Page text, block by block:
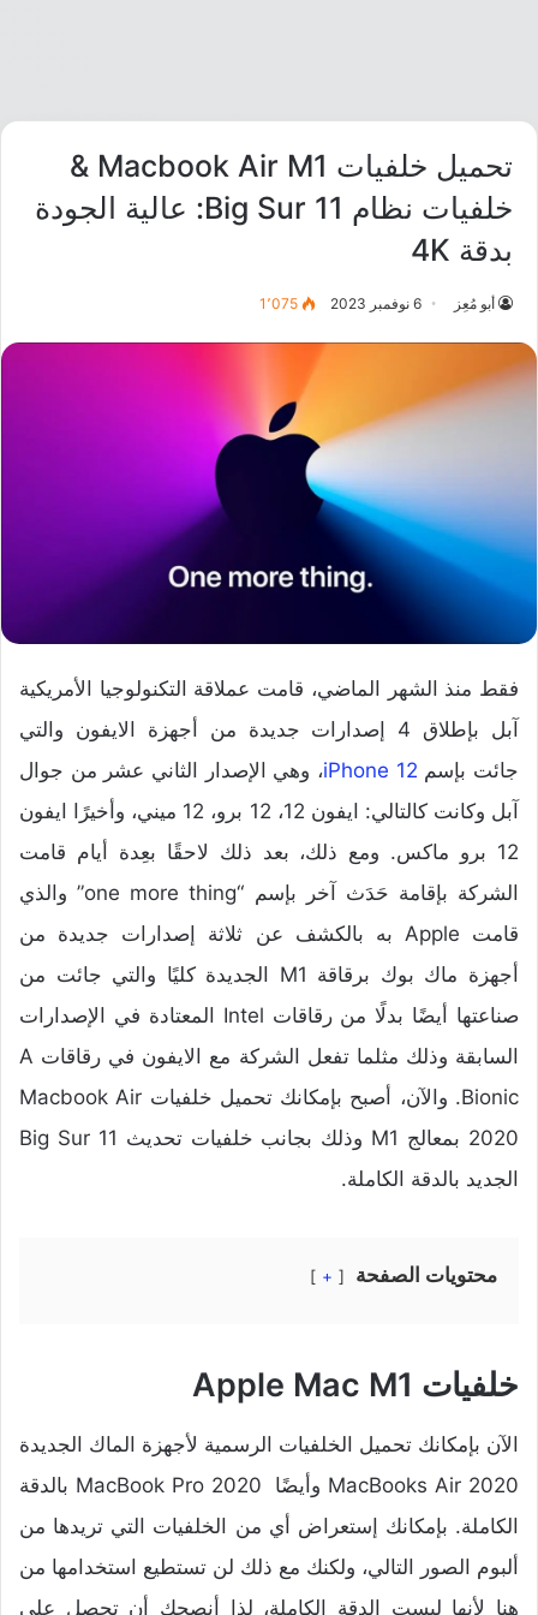
تحميل خلفيات Macbook Air M1 &
خلفيات نظام Big Sur 11: عالية الجودة
بدقة 4K
أبو مُعِز 6 نوفمبر 2023 1٬075
فقط منذ الشهر الماضي، قامت عملاقة التكنولوجيا الأمريكية
آبل بإطلاق 4 إصدارات جديدة من أجهزة الايفون والتي
جائت بإسم iPhone 12، وهي الإصدار الثاني عشر من جوال
آبل وكانت كالتالي: ايفون 12، 12 برو، 12 ميني، وأخيرًا ايفون
12 برو ماكس. ومع ذلك، بعد ذلك لاحقًا بعِدة أيام قامت
الشركة بإقامة حَدَث آخر بإسم “one more thing” والذي
قامت Apple به بالكشف عن ثلاثة إصدارات جديدة من
أجهزة ماك بوك برقاقة M1 الجديدة كليًا والتي جائت من
صناعتها أيضًا بدلًا من رقاقات Intel المعتادة في الإصدارات
السابقة وذلك مثلما تفعل الشركة مع الايفون في رقاقات A
Bionic. والآن، أصبح بإمكانك تحميل خلفيات Macbook Air
2020 بمعالج M1 وذلك بجانب خلفيات تحديث Big Sur 11
الجديد بالدقة الكاملة.
محتويات الصفحة +
خلفيات Apple Mac M1
الآن بإمكانك تحميل الخلفيات الرسمية لأجهزة الماك الجديدة
MacBooks Air 2020 وأيضًا MacBook Pro 2020 بالدقة
الكاملة. بإمكانك إستعراض أي من الخلفيات التي تريدها من
ألبوم الصور التالي، ولكنك مع ذلك لن تستطيع استخدامها من
هنا لأنها ليست الدقة الكاملة، لذا أنصحك أن تحصل على